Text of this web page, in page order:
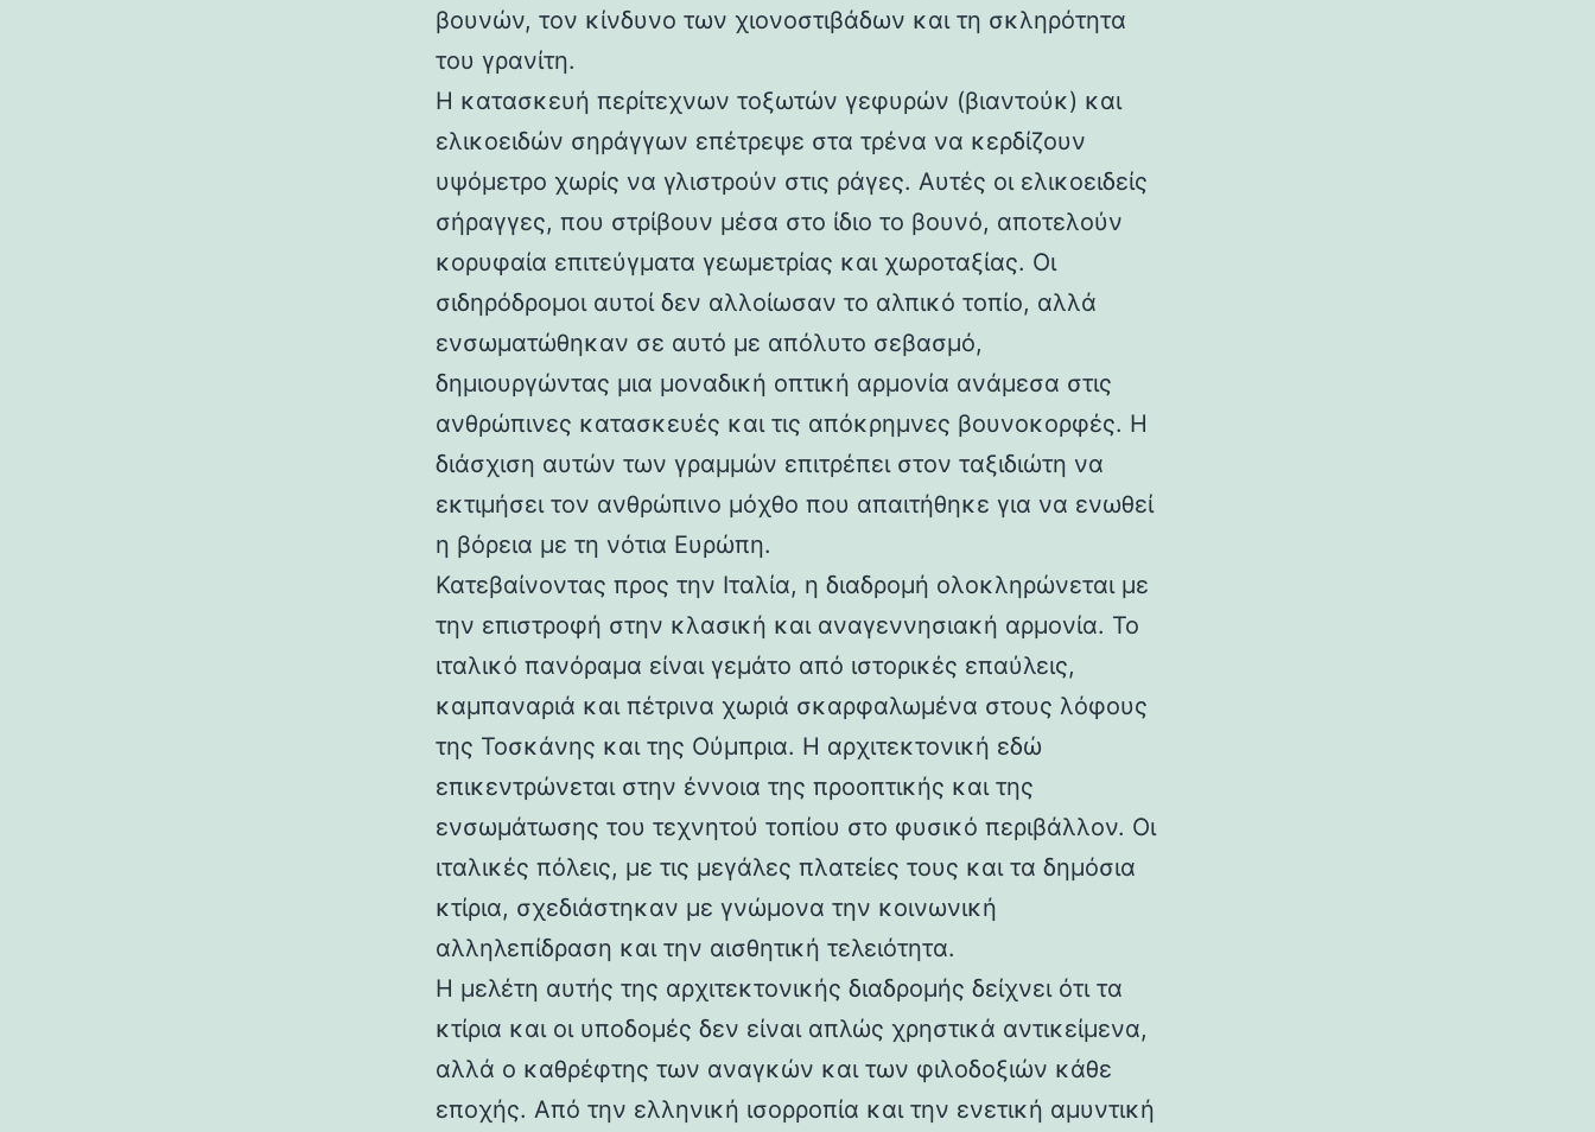
βουνών, τον κίνδυνο των χιονοστιβάδων και τη σκληρότητα
του γρανίτη.
Η κατασκευή περίτεχνων τοξωτών γεφυρών (βιαντούκ) και
ελικοειδών σηράγγων επέτρεψε στα τρένα να κερδίζουν
υψόμετρο χωρίς να γλιστρούν στις ράγες. Αυτές οι ελικοειδείς
σήραγγες, που στρίβουν μέσα στο ίδιο το βουνό, αποτελούν
κορυφαία επιτεύγματα γεωμετρίας και χωροταξίας. Οι
σιδηρόδρομοι αυτοί δεν αλλοίωσαν το αλπικό τοπίο, αλλά
ενσωματώθηκαν σε αυτό με απόλυτο σεβασμό,
δημιουργώντας μια μοναδική οπτική αρμονία ανάμεσα στις
ανθρώπινες κατασκευές και τις απόκρημνες βουνοκορφές. Η
διάσχιση αυτών των γραμμών επιτρέπει στον ταξιδιώτη να
εκτιμήσει τον ανθρώπινο μόχθο που απαιτήθηκε για να ενωθεί
η βόρεια με τη νότια Ευρώπη.
Κατεβαίνοντας προς την Ιταλία, η διαδρομή ολοκληρώνεται με
την επιστροφή στην κλασική και αναγεννησιακή αρμονία. Το
ιταλικό πανόραμα είναι γεμάτο από ιστορικές επαύλεις,
καμπαναριά και πέτρινα χωριά σκαρφαλωμένα στους λόφους
της Τοσκάνης και της Ούμπρια. Η αρχιτεκτονική εδώ
επικεντρώνεται στην έννοια της προοπτικής και της
ενσωμάτωσης του τεχνητού τοπίου στο φυσικό περιβάλλον. Οι
ιταλικές πόλεις, με τις μεγάλες πλατείες τους και τα δημόσια
κτίρια, σχεδιάστηκαν με γνώμονα την κοινωνική
αλληλεπίδραση και την αισθητική τελειότητα.
Η μελέτη αυτής της αρχιτεκτονικής διαδρομής δείχνει ότι τα
κτίρια και οι υποδομές δεν είναι απλώς χρηστικά αντικείμενα,
αλλά ο καθρέφτης των αναγκών και των φιλοδοξιών κάθε
εποχής. Από την ελληνική ισορροπία και την ενετική αμυντική